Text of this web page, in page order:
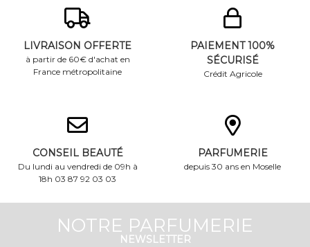
LIVRAISON OFFERTE
à partir de 60€ d'achat en
France métropolitaine
PAIEMENT 100%
SÉCURISÉ
Crédit Agricole
CONSEIL BEAUTÉ
Du lundi au vendredi de 09h à
18h 03 87 92 03 03
PARFUMERIE
depuis 30 ans en Moselle
NOTRE PARFUMERIE
NEWSLETTER